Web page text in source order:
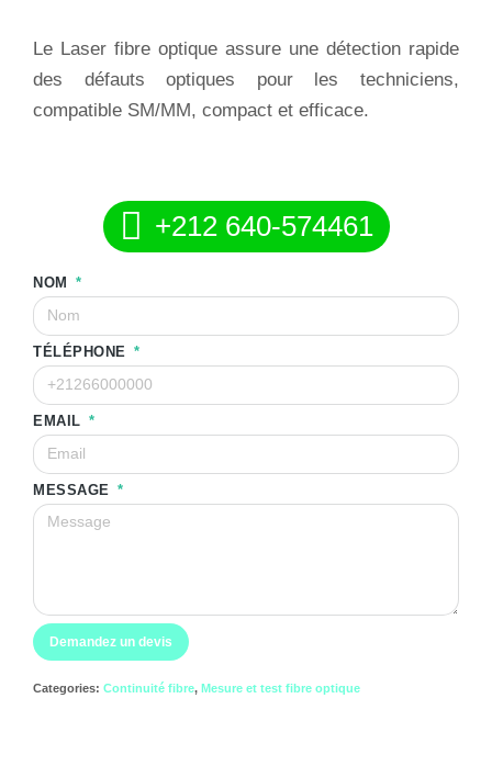
Le Laser fibre optique assure une détection rapide
des défauts optiques pour les techniciens,
compatible SM/MM, compact et efficace.
+212 640-574461
NOM
TÉLÉPHONE
EMAIL
MESSAGE
Demandez un devis
Categories: Continuité fibre, Mesure et test fibre optique